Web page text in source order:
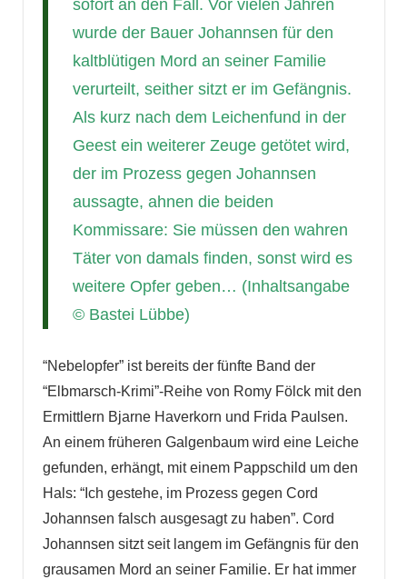
sofort an den Fall. Vor vielen Jahren
wurde der Bauer Johannsen für den
kaltblütigen Mord an seiner Familie
verurteilt, seither sitzt er im Gefängnis.
Als kurz nach dem Leichenfund in der
Geest ein weiterer Zeuge getötet wird,
der im Prozess gegen Johannsen
aussagte, ahnen die beiden
Kommissare: Sie müssen den wahren
Täter von damals finden, sonst wird es
weitere Opfer geben… (Inhaltsangabe
© Bastei Lübbe)
“Nebelopfer” ist bereits der fünfte Band der
“Elbmarsch-Krimi”-Reihe von Romy Fölck mit den
Ermittlern Bjarne Haverkorn und Frida Paulsen.
An einem früheren Galgenbaum wird eine Leiche
gefunden, erhängt, mit einem Pappschild um den
Hals: “Ich gestehe, im Prozess gegen Cord
Johannsen falsch ausgesagt zu haben”. Cord
Johannsen sitzt seit langem im Gefängnis für den
grausamen Mord an seiner Familie. Er hat immer